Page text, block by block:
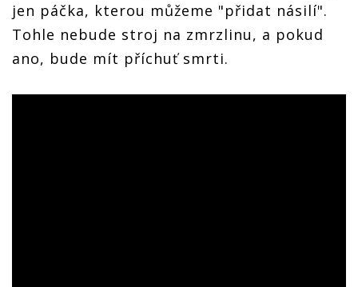
jen páčka, kterou můžeme "přidat násilí".
Tohle nebude stroj na zmrzlinu, a pokud
ano, bude mít příchuť smrti.